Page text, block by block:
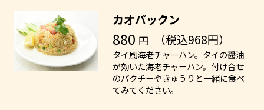
カオパックン
880 円 （税込968円）
タイ風海老チャーハン。タイの醤油
が効いた海老チャーハン。付け合せ
のパクチーやきゅうりと一緒に食べ
てみてください。